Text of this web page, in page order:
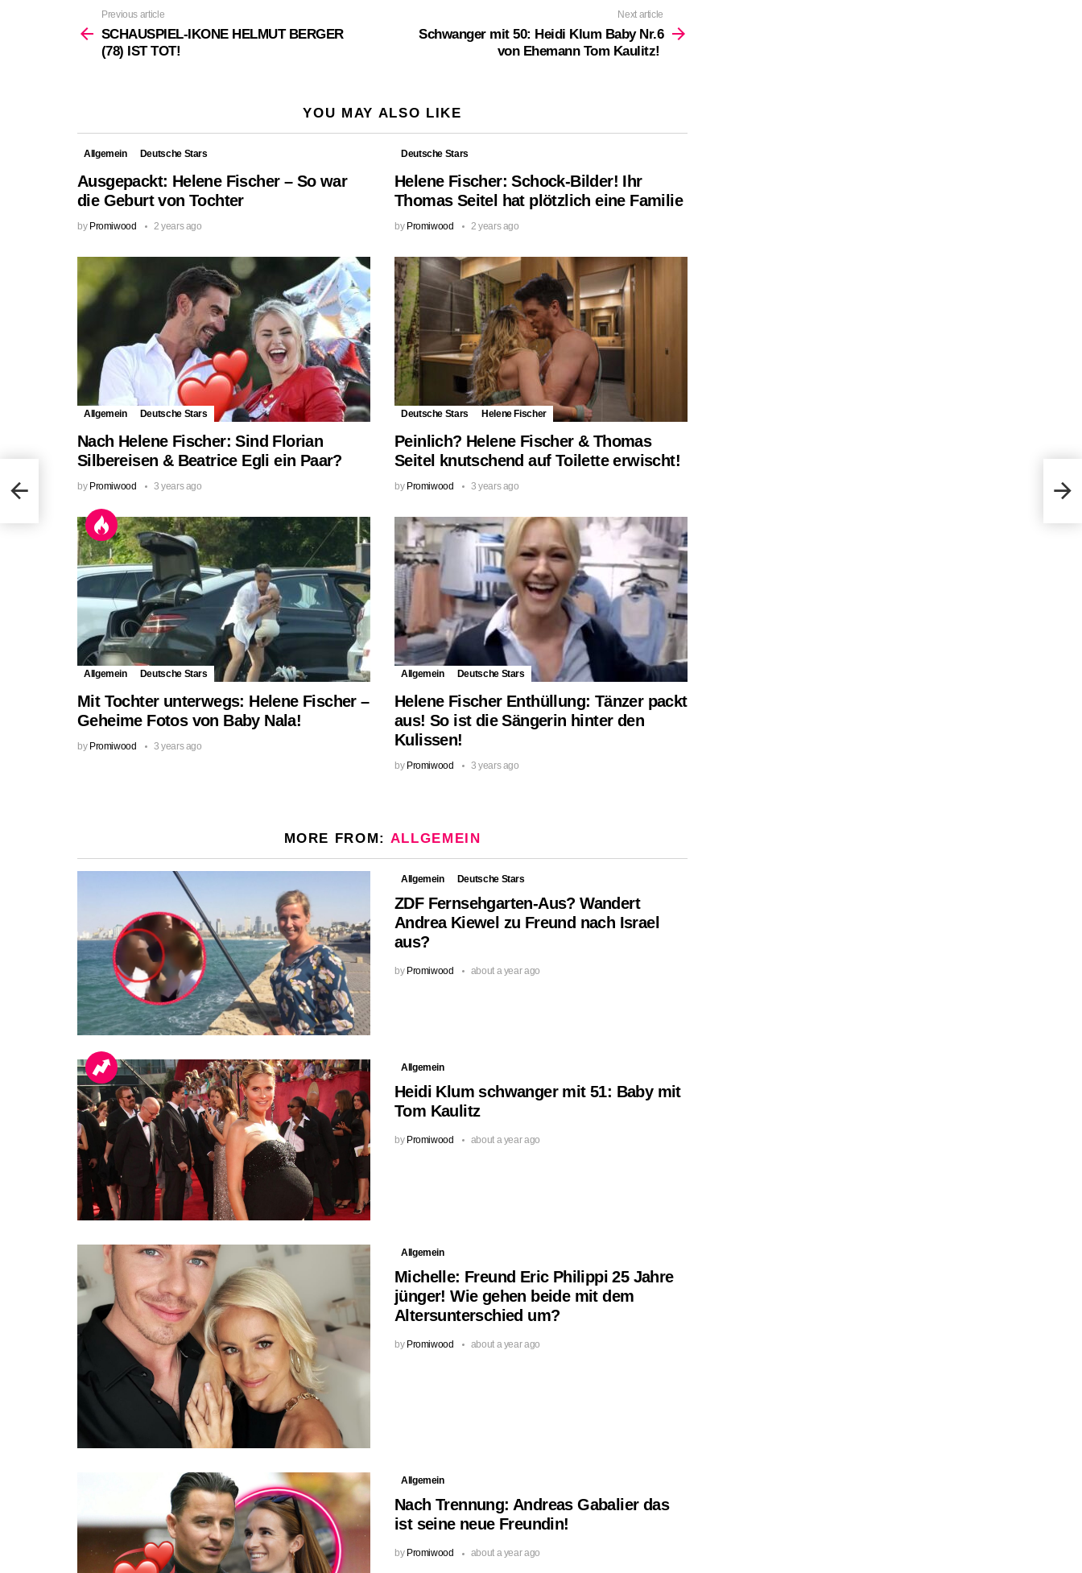
more
Previous article
SCHAUSPIEL-IKONE HELMUT BERGER
(78) IST TOT!
Next article
Schwanger mit 50: Heidi Klum Baby Nr.6
von Ehemann Tom Kaulitz!
YOU MAY ALSO LIKE
Allgemein Deutsche Stars
Ausgepackt: Helene Fischer – So war
die Geburt von Tochter
by Promiwood 2 years ago
Deutsche Stars
Helene Fischer: Schock-Bilder! Ihr
Thomas Seitel hat plötzlich eine Familie
by Promiwood 2 years ago
Allgemein Deutsche Stars
Nach Helene Fischer: Sind Florian
Silbereisen & Beatrice Egli ein Paar?
by Promiwood 3 years ago
Deutsche Stars Helene Fischer
Peinlich? Helene Fischer & Thomas
Seitel knutschend auf Toilette erwischt!
by Promiwood 3 years ago
Allgemein Deutsche Stars
Mit Tochter unterwegs: Helene Fischer –
Geheime Fotos von Baby Nala!
by Promiwood 3 years ago
Allgemein Deutsche Stars
Helene Fischer Enthüllung: Tänzer packt
aus! So ist die Sängerin hinter den
Kulissen!
by Promiwood 3 years ago
MORE FROM: ALLGEMEIN
Allgemein Deutsche Stars
ZDF Fernsehgarten-Aus? Wandert
Andrea Kiewel zu Freund nach Israel
aus?
by Promiwood about a year ago
Allgemein
Heidi Klum schwanger mit 51: Baby mit
Tom Kaulitz
by Promiwood about a year ago
Allgemein
Michelle: Freund Eric Philippi 25 Jahre
jünger! Wie gehen beide mit dem
Altersunterschied um?
by Promiwood about a year ago
Allgemein
Nach Trennung: Andreas Gabalier das
ist seine neue Freundin!
by Promiwood about a year ago